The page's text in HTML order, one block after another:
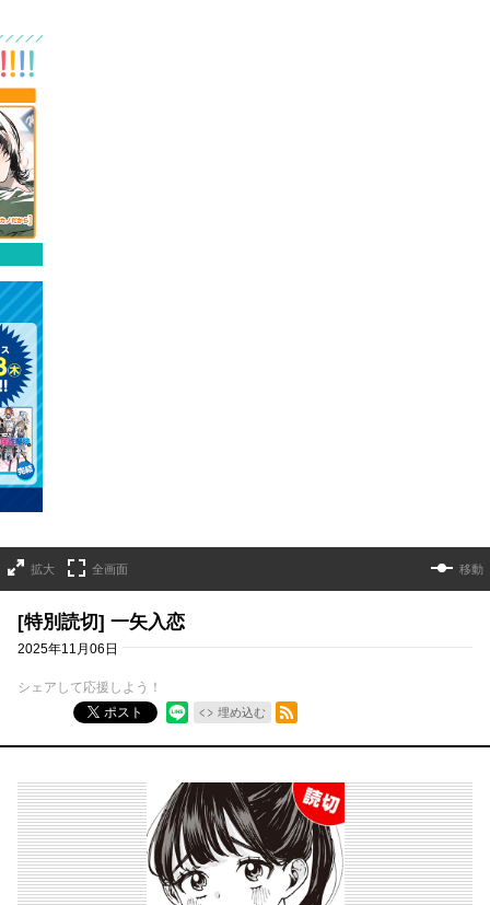
拡大 全画面 移動
[特別読切] 一矢入恋
2025年11月06日
シェアして応援しよう！
ポスト
埋め込む
RSSフィード